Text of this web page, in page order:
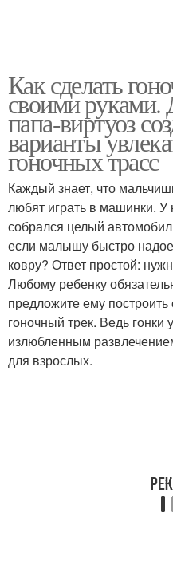
Как сделать
своими руками.
папа-виртуоз
варианты
гоночных трасс
Каждый знает, что
любят играть в машинки.
собрался целый
если малышу быстро
ковру? Ответ простой:
Любому ребенку
предложите ему
гоночный трек. Ведь гонки
излюбленным
для взрослых.